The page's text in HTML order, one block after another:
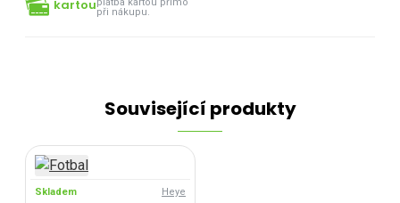
kartoupři nákupu.
Související produkty
Skladem Heye